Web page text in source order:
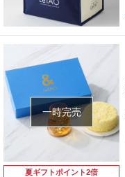
一時完売
夏ギフトポイント2倍